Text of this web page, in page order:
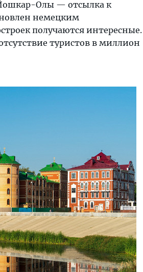
Олы — отсылка к
немецким
получаются интересные.
туристов в миллион